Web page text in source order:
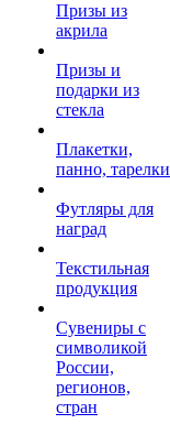
Призы из
акрила
Призы и
подарки из
стекла
Плакетки,
панно, тарелки
Футляры для
наград
Текстильная
продукция
Сувениры с
символикой
России,
регионов,
стран